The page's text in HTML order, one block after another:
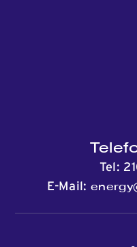
Tel:
E-Mail: